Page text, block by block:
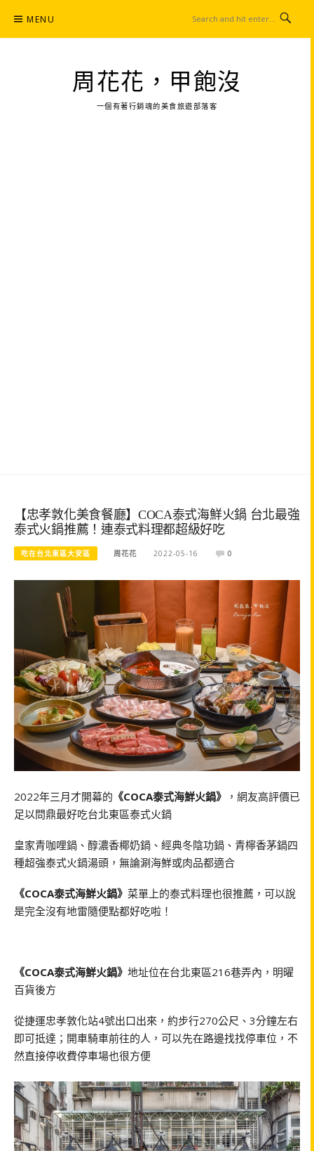
content
MENU
周花花，甲飽沒
一個有著行銷魂的美食旅遊部落客
【忠孝敦化美食餐廳】COCA泰式海鮮火鍋 台北最強
泰式火鍋推薦！連泰式料理都超級好吃
吃在台北東區大安區 周花花 2022-05-16 0
2022年三月才開幕的 《COCA泰式海鮮火鍋》
，網友高評價已
足以問鼎最好吃台北東區泰式火鍋
皇家青咖哩鍋、醇濃香椰奶鍋、經典冬陰功鍋、青檸香茅鍋四
種超強泰式火鍋湯頭，無論涮海鮮或肉品都適合
《COCA泰式海鮮火鍋》 菜單上的泰式料理也很推薦，可以說
是完全沒有地雷隨便點都好吃啦！
《COCA泰式海鮮火鍋》 地址位在台北東區216巷弄內，明曜
百貨後方
從捷運忠孝敦化站4號出口出來，約步行270公尺、3分鐘左右
即可抵達；開車騎車前往的人，可以先在路邊找找停車位，不
然直接停收費停車場也很方便